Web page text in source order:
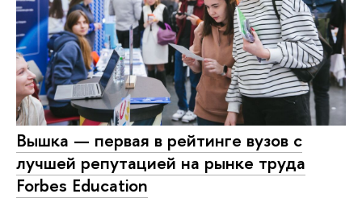
Вышка — первая в рейтинге вузов с
лучшей репутацией на рынке труда
Forbes Education